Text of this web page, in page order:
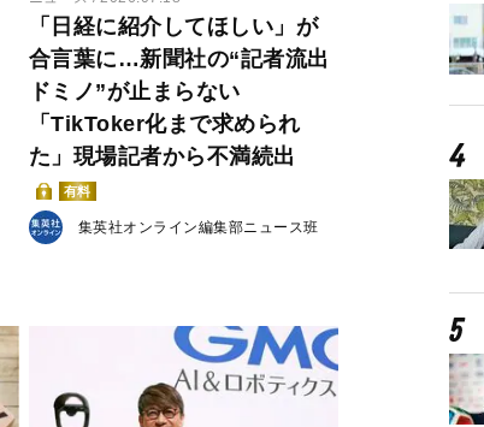
「日経に紹介してほしい」が
合言葉に…新聞社の“記者流出
ドミノ”が止まらない
「TikToker化まで求められ
た」現場記者から不満続出
有料
集英社オンライン編集部ニュース班